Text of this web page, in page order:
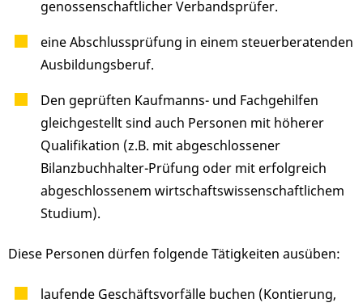
genossenschaftlicher Verbandsprüfer.
eine Abschlussprüfung in einem steuerberatenden
Ausbildungsberuf.
Den geprüften Kaufmanns- und Fachgehilfen
gleichgestellt sind auch Personen mit höherer
Qualifikation (z.B. mit abgeschlossener
Bilanzbuchhalter-Prüfung oder mit erfolgreich
abgeschlossenem wirtschaftswissenschaftlichem
Studium).
Diese Personen dürfen folgende Tätigkeiten ausüben:
laufende Geschäftsvorfälle buchen (Kontierung,